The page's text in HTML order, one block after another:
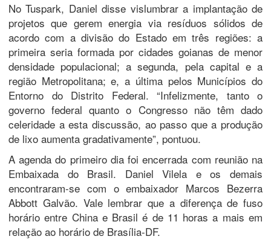
No Tuspark, Daniel disse vislumbrar a implantação de
projetos que gerem energia via resíduos sólidos de
acordo com a divisão do Estado em três regiões: a
primeira seria formada por cidades goianas de menor
densidade populacional; a segunda, pela capital e a
região Metropolitana; e, a última pelos Municípios do
Entorno do Distrito Federal. “Infelizmente, tanto o
governo federal quanto o Congresso não têm dado
celeridade a esta discussão, ao passo que a produção
de lixo aumenta gradativamente”, pontuou.
A agenda do primeiro dia foi encerrada com reunião na
Embaixada do Brasil. Daniel Vilela e os demais
encontraram-se com o embaixador Marcos Bezerra
Abbott Galvão. Vale lembrar que a diferença de fuso
horário entre China e Brasil é de 11 horas a mais em
relação ao horário de Brasília-DF.